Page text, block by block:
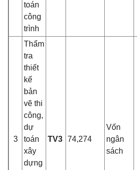
toán
công
trình
3
Thẩm
tra
thiết
kế
bản
vẽ thi
công,
dự
toán
xây
dựng
TV3 74,274
Vốn
ngân
sách